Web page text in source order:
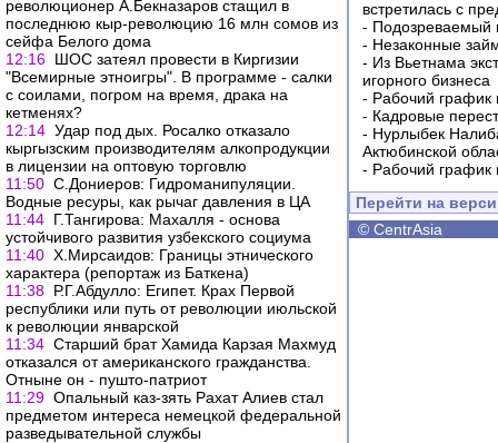
революционер А.Бекназаров стащил в
последнюю кыр-революцию 16 млн сомов из
сейфа Белого дома
12:16 ШОС затеял провести в Киргизии
"Всемирные этноигры". В программе - салки
с соилами, погром на время, драка на
кетменях?
12:14 Удар под дых. Росалко отказало
кыргызским производителям алкопродукции
в лицензии на оптовую торговлю
11:50 С.Дониеров: Гидроманипуляции.
Водные ресуры, как рычаг давления в ЦА
11:44 Г.Тангирова: Махалля - основа
устойчивого развития узбекского социума
11:40 Х.Мирсаидов: Границы этнического
характера (репортаж из Баткена)
11:38 Р.Г.Абдулло: Египет. Крах Первой
республики или путь от революции июльской
к революции январской
11:34 Старший брат Хамида Карзая Махмуд
отказался от американского гражданства.
Отныне он - пушто-патриот
11:29 Опальный каз-зять Рахат Алиев стал
предметом интереса немецкой федеральной
разведывательной службы
встретилась с
- Подозреваемый
- Незаконные
- Из Вьетнама
игорного бизнеса
- Рабочий график
- Кадровые
- Нурлыбек
Актюбинской
- Рабочий график
Перейти на
© CentrAsia